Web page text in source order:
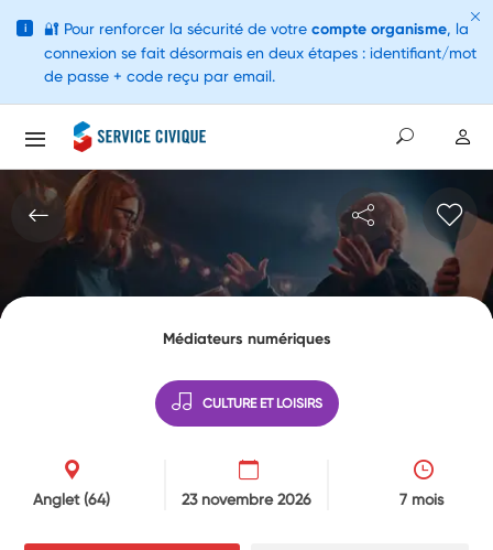
Médiateurs numériques
CULTURE ET LOISIRS
Anglet(64) 23 novembre 2026 7 mois
i 🔐 Pour renforcer la sécurité de votre compte organisme, la
connexion se fait désormais en deux étapes : identifiant/mot
de passe + code reçu par email.